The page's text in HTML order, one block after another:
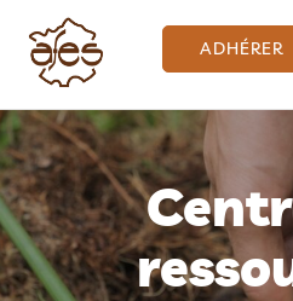
ADHÉRER